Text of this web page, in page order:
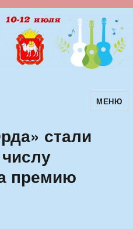
авторскойМЕНЮ
стали
премию